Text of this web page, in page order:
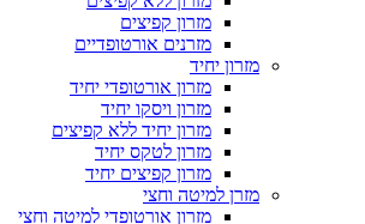
מזרון קפיצים
מזרנים אורטופדיים
מזרון יחיד
מזרון אורטופדי יחיד
מזרון ויסקו יחיד
מזרון יחיד ללא קפיצים
מזרון לטקס יחיד
מזרון קפיצים יחיד
מזרן למיטה וחצי
מזרון אורטופדי למיטה וחצי